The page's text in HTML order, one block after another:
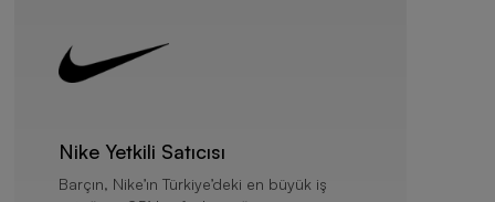
Nike Yetkili Satıcısı
Barçın, Nike’ın Türkiye’deki en büyük iş